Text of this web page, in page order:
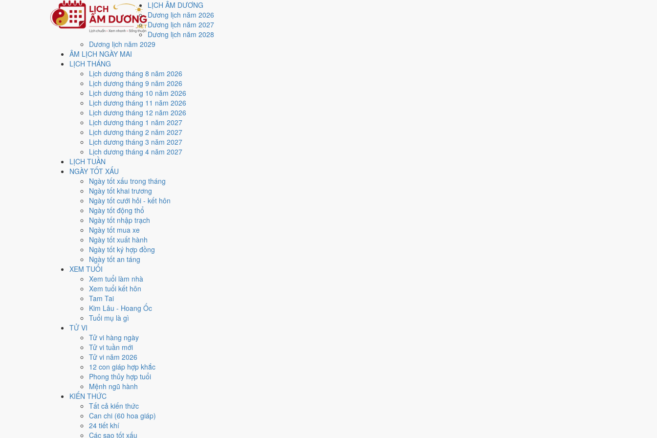
LỊCH ÂM DƯƠNG
Dương lịch năm 2026
Dương lịch năm 2027
Dương lịch năm 2028
Dương lịch năm 2029
ÂM LỊCH NGÀY MAI
LỊCH THÁNG
Lịch dương tháng 8 năm 2026
Lịch dương tháng 9 năm 2026
Lịch dương tháng 10 năm 2026
Lịch dương tháng 11 năm 2026
Lịch dương tháng 12 năm 2026
Lịch dương tháng 1 năm 2027
Lịch dương tháng 2 năm 2027
Lịch dương tháng 3 năm 2027
Lịch dương tháng 4 năm 2027
LỊCH TUẦN
NGÀY TỐT XẤU
Ngày tốt xấu trong tháng
Ngày tốt khai trương
Ngày tốt cưới hỏi - kết hôn
Ngày tốt động thổ
Ngày tốt nhập trạch
Ngày tốt mua xe
Ngày tốt xuất hành
Ngày tốt ký hợp đồng
Ngày tốt an táng
XEM TUỔI
Xem tuổi làm nhà
Xem tuổi kết hôn
Tam Tai
Kim Lâu - Hoang Ốc
Tuổi mụ là gì
TỬ VI
Tử vi hàng ngày
Tử vi tuần mới
Tử vi năm 2026
12 con giáp hợp khắc
Phong thủy hợp tuổi
Mệnh ngũ hành
KIẾN THỨC
Tất cả kiến thức
Can chi (60 hoa giáp)
24 tiết khí
Các sao tốt xấu
Trang chủ
Lịch năm 2026
Tháng 7/2026
Ngày 28/7/2026 (Quý Mão)
Xem ngày28/7/2026
Ngày 28/7/2026 dương lịch (Thứ Ba) là ngày 15/6/2026 âm lịch
điểm trung bình10.0/10cho các việc quan trọng. Giờ Hoàng Đạo trong ngày:
Ngày Dương
Thứ Ba
Tháng 7 năm 2026
Tháng 6 âm năm 2026
Quý Mão
Ngày Quý Mão có Trực
, rất hợp cho cưới hỏi, khai trương, ký kết.
Mùi, Hợi, Tuất hợp ngày; tuổi
Ngày 28/7/2026 tốt hay xấu cho việc gì?
Ngày 28/7/2026 đạt10.0/10
mọi việc) và gặp Sao Bảo Quang (Thiên Đức) hoàng đạo nên điểm từng việc chênh nhau như bảng dưới.
Cưới hỏi - đính hôn
/10Rất tốt